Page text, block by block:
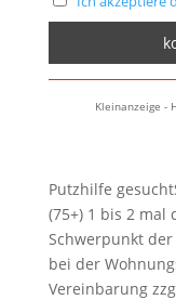
Kleinanzeige -
Putzhilfe
(75+) 1 bis 2 mal
Schwerpunkt
bei der
Vereinbarung